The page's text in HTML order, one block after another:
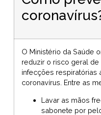
O Ministério da Saúde
reduzir o risco geral de
infecções respiratórias
coronavírus. Entre as
Lavar as mãos
sabonete por